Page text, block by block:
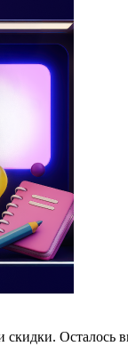
Осталось